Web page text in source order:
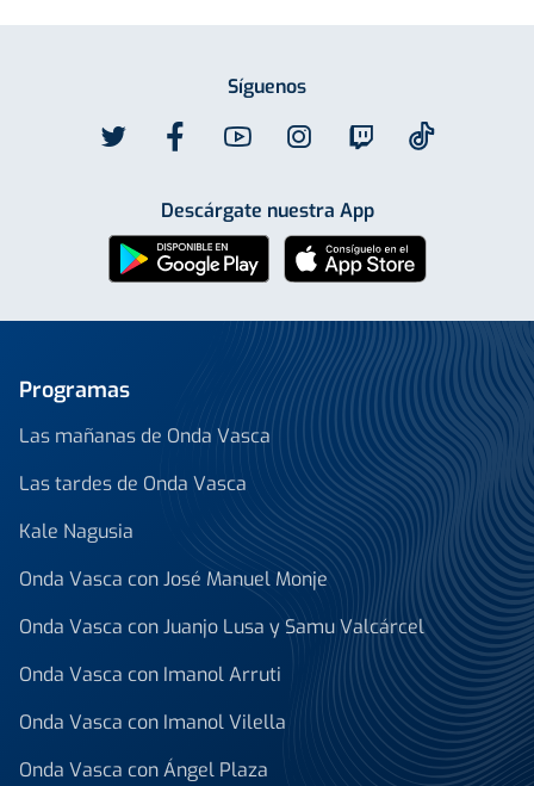
Síguenos
Descárgate nuestra App
Programas
Las mañanas de Onda Vasca
Las tardes de Onda Vasca
Kale Nagusia
Onda Vasca con José Manuel Monje
Onda Vasca con Juanjo Lusa y Samu Valcárcel
Onda Vasca con Imanol Arruti
Onda Vasca con Imanol Vilella
Onda Vasca con Ángel Plaza